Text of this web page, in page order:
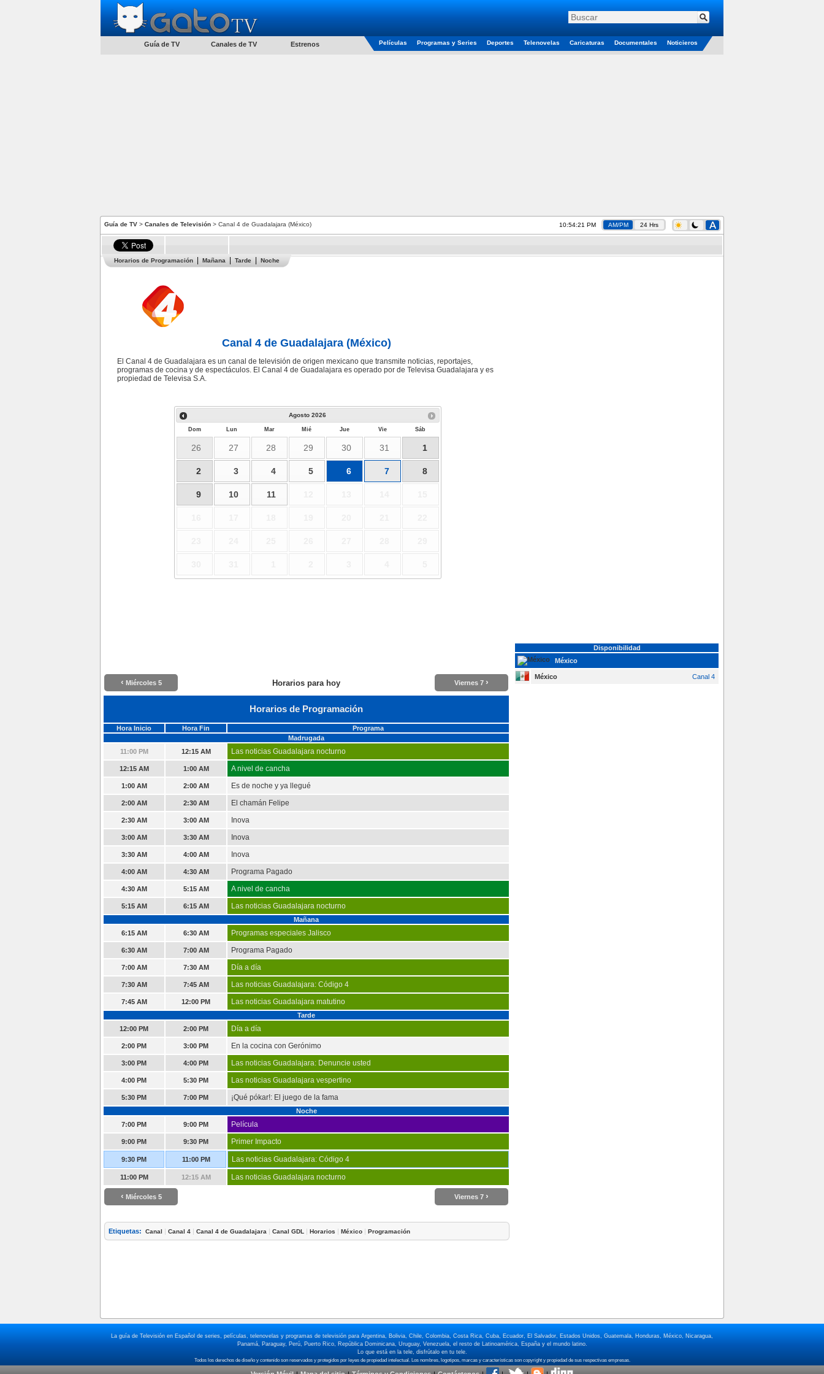
Guía de TV Canales de TV Estrenos Películas Programas y Series Deportes Telenovelas Caricaturas Documentales Noticieros
Guía de TV > Canales de Televisión > Canal 4 de Guadalajara (México) 10:54:22 PM AM/PM 24 Hrs
Horarios de Programación Mañana Tarde Noche
Canal 4 de Guadalajara (México)
El Canal 4 de Guadalajara es un canal de televisión de origen mexicano que transmite noticias, reportajes,
programas de cocina y de espectáculos. El Canal 4 de Guadalajara es operado por de Televisa Guadalajara y es
propiedad de Televisa S.A.
Agosto 2026
Dom Lun Mar Mié Jue Vie Sáb
26 27 28 29 30 31 1
2 3 4 5 6 7 8
9 10 11
‹ Miércoles 5 Horarios para hoy Viernes 7 ›
Horarios de Programación
Hora Inicio Hora Fin
Programa
Madrugada
11:00 PM
12:15 AM Las noticias Guadalajara nocturno
12:15 AM 1:00 AM A nivel de cancha
1:00 AM 2:00 AM Es de noche y ya llegué
2:00 AM 2:30 AM El chamán Felipe
2:30 AM 3:00 AM Inova
3:00 AM 3:30 AM Inova
3:30 AM 4:00 AM Inova
4:00 AM 4:30 AM Programa Pagado
4:30 AM 5:15 AM A nivel de cancha
5:15 AM 6:15 AM Las noticias Guadalajara nocturno
Mañana
6:15 AM
6:30 AM Programas especiales Jalisco
6:30 AM 7:00 AM Programa Pagado
7:00 AM 7:30 AM Día a día
7:30 AM 7:45 AM Las noticias Guadalajara: Código 4
7:45 AM 12:00 PM Las noticias Guadalajara matutino
Tarde
12:00 PM
2:00 PM Día a día
2:00 PM 3:00 PM En la cocina con Gerónimo
3:00 PM 4:00 PM Las noticias Guadalajara: Denuncie usted
4:00 PM 5:30 PM Las noticias Guadalajara vespertino
5:30 PM 7:00 PM ¡Qué pókar!: El juego de la fama
Noche
7:00 PM
9:00 PM Película
9:00 PM 9:30 PM Primer Impacto
9:30 PM 11:00 PM Las noticias Guadalajara: Código 4
11:00 PM 12:15 AM Las noticias Guadalajara nocturno
‹ Miércoles 5 Viernes 7 ›
Etiquetas: Canal | Canal 4 | Canal 4 de Guadalajara | Canal GDL | Horarios | México | Programación
Disponibilidad
México
México Canal 4
La guía de Televisión en Español de series, películas, telenovelas y programas de televisión para Argentina, Bolivia, Chile, Colombia, Costa Rica, Cuba, Ecuador, El Salvador, Estados Unidos, Guatemala, Honduras, México, Nicaragua,
Panamá, Paraguay, Perú, Puerto Rico, República Dominicana, Uruguay, Venezuela, el resto de Latinoamérica, España y el mundo latino.
Lo que está en la tele, disfrútalo en tu tele.